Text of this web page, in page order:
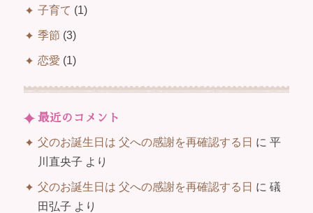
子育て (1)
季節 (3)
恋愛 (1)
最近のコメント
父のお誕生日は 父への感謝を再確認する日 に平
川直央子 より
父のお誕生日は 父への感謝を再確認する日 に礒
田弘子 より